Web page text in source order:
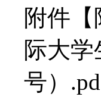
附件【
际大
号）